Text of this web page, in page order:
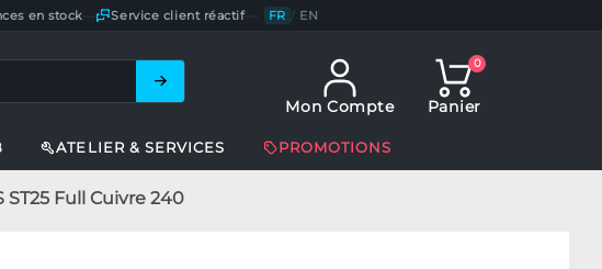
en stock Service client réactif— FR / EN
Mon Compte
0
Panier
ATELIER & SERVICES PROMOTIONS
Full Cuivre 240